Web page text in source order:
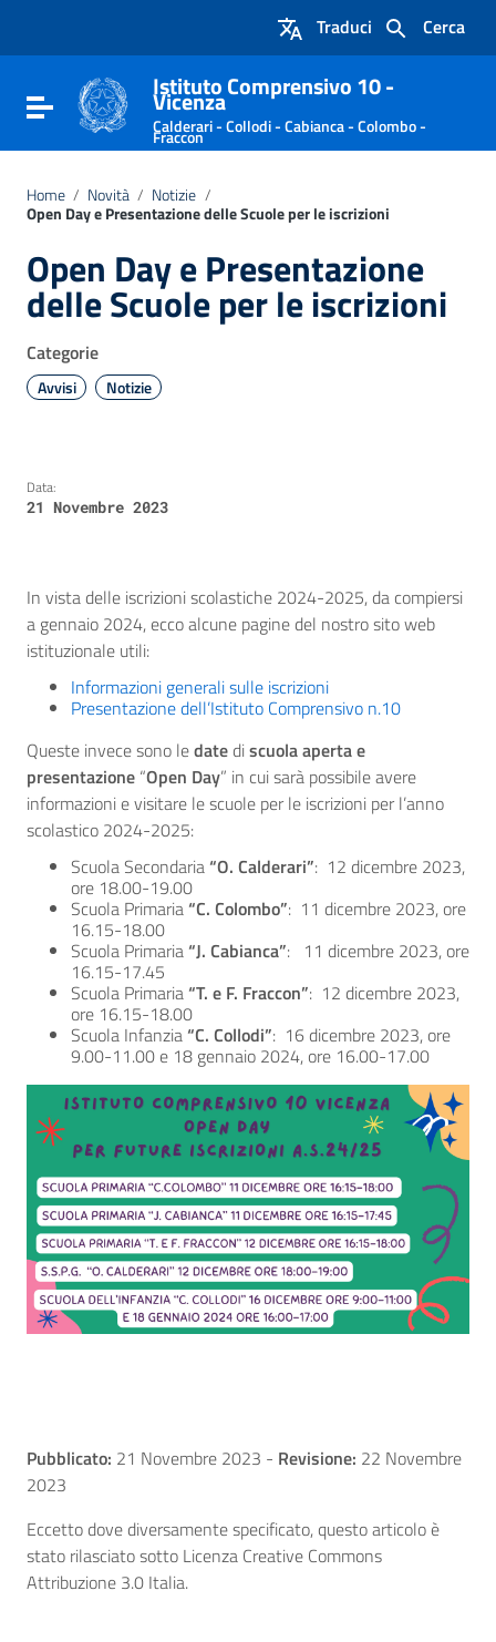
Vai al footer
Cerca
Traduci
Attiva / disattiva la navigazione
Istituto Comprensivo 10 -
Vicenza
Calderari - Collodi - Cabianca - Colombo -
Fraccon
Home / Novità / Notizie /
Open Day e Presentazione delle Scuole per le iscrizioni
Open Day e Presentazione
delle Scuole per le iscrizioni
Categorie
Avvisi Notizie
Data:
21 Novembre 2023
In vista delle iscrizioni scolastiche 2024-2025, da compiersi
a gennaio 2024, ecco alcune pagine del nostro sito web
istituzionale utili:
Informazioni generali sulle iscrizioni
Presentazione dell’Istituto Comprensivo n.10
Queste invece sono ledatediscuola aperta e
presentazione “Open Day” in cui sarà possibile avere
informazioni e visitare le scuole per le iscrizioni per l’anno
scolastico 2024-2025:
Scuola Secondaria“O. Calderari”: 12 dicembre 2023,
ore 18.00-19.00
Scuola Primaria“C. Colombo”: 11 dicembre 2023, ore
16.15-18.00
Scuola Primaria“J. Cabianca”: 11 dicembre 2023, ore
16.15-17.45
Scuola Primaria“T. e F. Fraccon”: 12 dicembre 2023,
ore 16.15-18.00
Scuola Infanzia“C. Collodi”: 16 dicembre 2023, ore
9.00-11.00 e 18 gennaio 2024, ore 16.00-17.00
Pubblicato: 21 Novembre 2023 - Revisione: 22 Novembre
2023
Eccetto dove diversamente specificato, questo articolo è
stato rilasciato sotto Licenza Creative Commons
Attribuzione 3.0 Italia.